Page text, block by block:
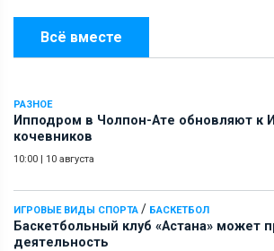
Всё вместе
РАЗНОЕ
Ипподром в Чолпон-Ате обновляют к
кочевников
10:00 | 10 августа
ИГРОВЫЕ ВИДЫ СПОРТА / БАСКЕТБОЛ
Баскетбольный клуб «Астана» может
деятельность